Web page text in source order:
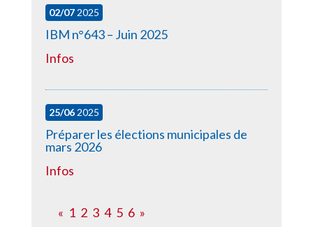
02/072025
IBM n°643 – Juin 2025
Infos
25/062025
Préparer les élections municipales de
mars 2026
Infos
« 1 2 3 4 5 6 »